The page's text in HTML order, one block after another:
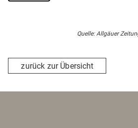
Quelle: Allgäuer
zurück zur Übersicht